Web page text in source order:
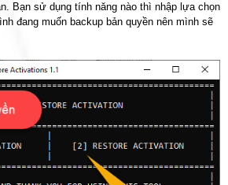
Bạn sử dụng tính năng nào thì nhập lựa chọn
đang muốn backup bản quyền nên mình sẽ